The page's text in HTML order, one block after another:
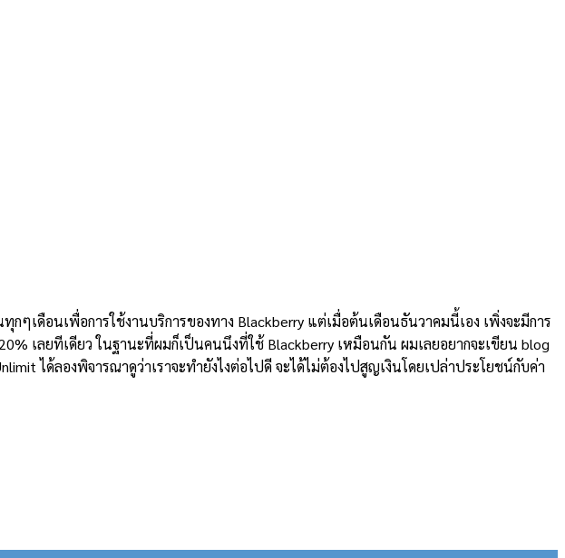
ๆเดือนเพื่อการใช้งานบริการของทาง Blackberry แต่เมื่อต้นเดือนธันวาคมนี้เอง เพิ่งจะมีการ
เลยทีเดียว ในฐานะที่ผมก็เป็นคนนึงที่ใช้ Blackberry เหมือนกัน ผมเลยอยากจะเขียน blog
ได้ลองพิจารณาดูว่าเราจะทำยังไงต่อไปดี จะได้ไม่ต้องไปสูญเงินโดยเปล่าประโยชน์กับค่า